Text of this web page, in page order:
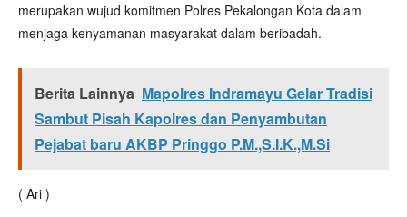
merupakan wujud komitmen Polres Pekalongan Kota dalam
menjaga kenyamanan masyarakat dalam beribadah.
Berita Lainnya Mapolres Indramayu Gelar Tradisi
Sambut Pisah Kapolres dan Penyambutan
Pejabat baru AKBP Pringgo P.M.,S.I.K.,M.Si
( Ari )